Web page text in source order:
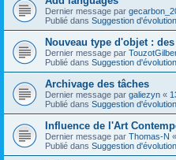
Dernier message par
Publié dans Suggestion d'évolution
Nouveau type d'objet :
Dernier message par
Publié dans Suggestion d'évolution
Archivage des tâches
Dernier message par galiezyn «
Publié dans Suggestion d'évolution
Influence de l'Art
Dernier message par Thomas-N «
Publié dans Suggestion d'évolution